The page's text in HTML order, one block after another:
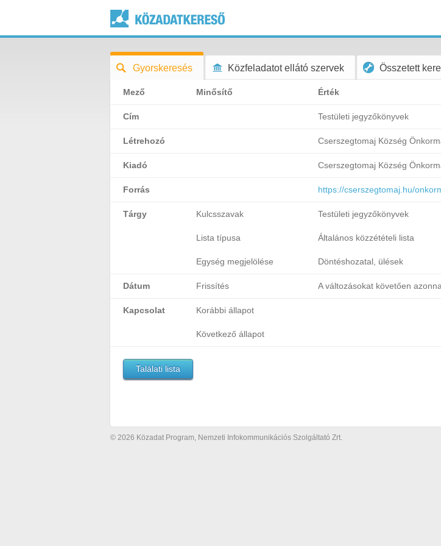
Gyorskeresés Közfeladatot ellátó szervek Összetett
Mező Minősítő Érték
Cím Testületi jegyzőkönyvek
Létrehozó Cserszegtomaj Község
Kiadó Cserszegtomaj Község
Forrás https://cserszegtomaj.hu/
Tárgy Kulcsszavak Testületi jegyzőkönyvek
Lista típusa Általános közzétételi lista
Egység megjelölése Döntéshozatal, ülések
Dátum Frissítés A változásokat követően
Kapcsolat Korábbi állapot
Következő állapot
Találati lista
© 2026 Közadat Program, Nemzeti Infokommunikációs Szolgáltató Zrt.